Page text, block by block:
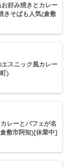
お好み焼きとカレー
きそばも人気(倉敷
エスニック風カレー
)
レーとパフェが名
敷市阿知)[休業中]